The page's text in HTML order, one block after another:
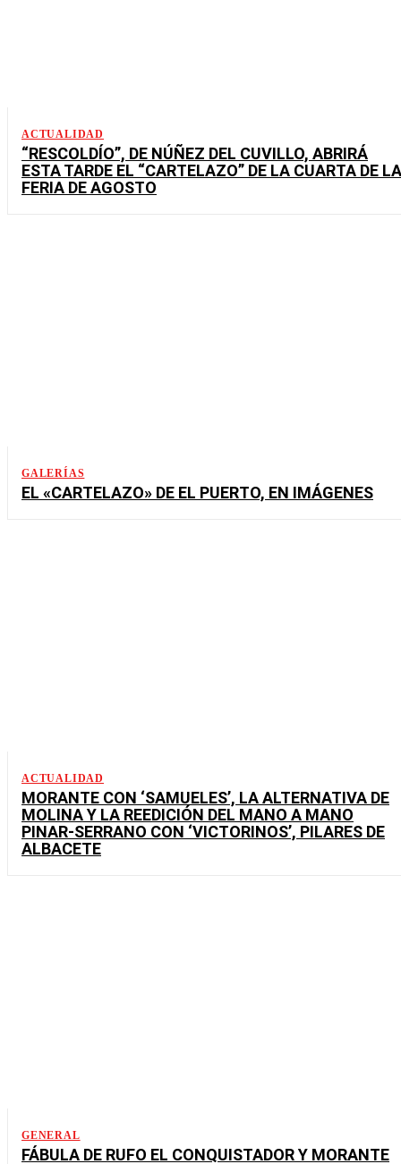
ACTUALIDAD
“RESCOLDÍO”, DE NÚÑEZ DEL CUVILLO, ABRIRÁ
ESTA TARDE EL “CARTELAZO” DE LA CUARTA DE LA
FERIA DE AGOSTO
GALERÍAS
EL «CARTELAZO» DE EL PUERTO, EN IMÁGENES
ACTUALIDAD
MORANTE CON ‘SAMUELES’, LA ALTERNATIVA DE
MOLINA Y LA REEDICIÓN DEL MANO A MANO
PINAR-SERRANO CON ‘VICTORINOS’, PILARES DE
ALBACETE
GENERAL
FÁBULA DE RUFO EL CONQUISTADOR Y MORANTE